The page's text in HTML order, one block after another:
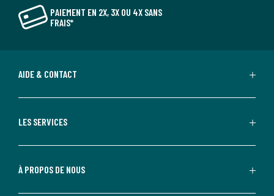
PAIEMENT EN 2X, 3X OU 4X SANS
FRAIS*
AIDE & CONTACT
LES SERVICES
À PROPOS DE NOUS